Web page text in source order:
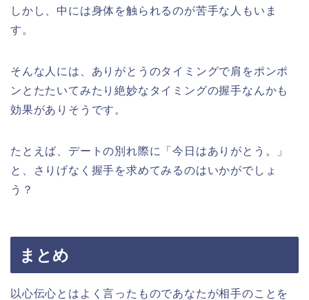
しかし、中には身体を触られるのが苦手な人もいま
す。
そんな人には、ありがとうのタイミングで肩をポンポ
ンとたたいてみたり絶妙なタイミングの握手なんかも
効果がありそうです。
たとえば、デートの別れ際に「今日はありがとう。」
と、さりげなく握手を求めてみるのはいかがでしょ
う？
まとめ
以心伝心とはよく言ったものであなたが相手のことを